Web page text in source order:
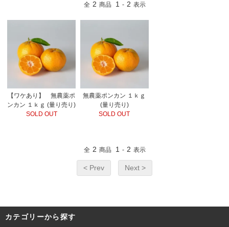
全 2 商品 1 - 2 表示
【ワケあり】 無農薬ポ
ンカン １ｋｇ (量り売り)
SOLD OUT
無農薬ポンカン １ｋｇ
(量り売り)
SOLD OUT
全 2 商品 1 - 2 表示
< Prev Next >
カテゴリーから探す